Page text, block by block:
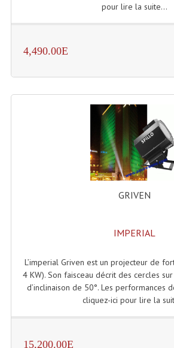
Lecteurs Cd À Plats
Lecteurs Double Cd Mixage
Lecteurs Double Cd
Digital Package Et
Enregistreur
Platines Dvd Pour Dj
pour lire la suite...
4,490.00E
GRIVEN
IMPERIAL
L’imperial Griven est un projecteur de
4 KW). Son faisceau décrit des cercles
d’inclinaison de 50°. Les performances
cliquez-ici pour lire la
15,200.00E